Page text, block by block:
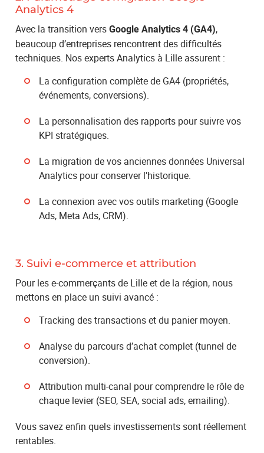
Analytics 4
Avec la transition versGoogle Analytics 4 (GA4),
beaucoup d’entreprises rencontrent des difficultés
techniques. Nos experts Analytics à Lille assurent :
La configuration complète de GA4 (propriétés,
événements, conversions).
La personnalisation des rapports pour suivre vos
KPI stratégiques.
La migration de vos anciennes données Universal
Analytics pour conserver l’historique.
La connexion avec vos outils marketing (Google
Ads, Meta Ads, CRM).
3. Suivi e-commerce et attribution
Pour les e-commerçants de Lille et de la région, nous
mettons en place un suivi avancé :
Tracking des transactions et du panier moyen.
Analyse du parcours d’achat complet (tunnel de
conversion).
Attribution multi-canal pour comprendre le rôle de
chaque levier (SEO, SEA, social ads, emailing).
Vous savez enfin quels investissements sont réellement
rentables.